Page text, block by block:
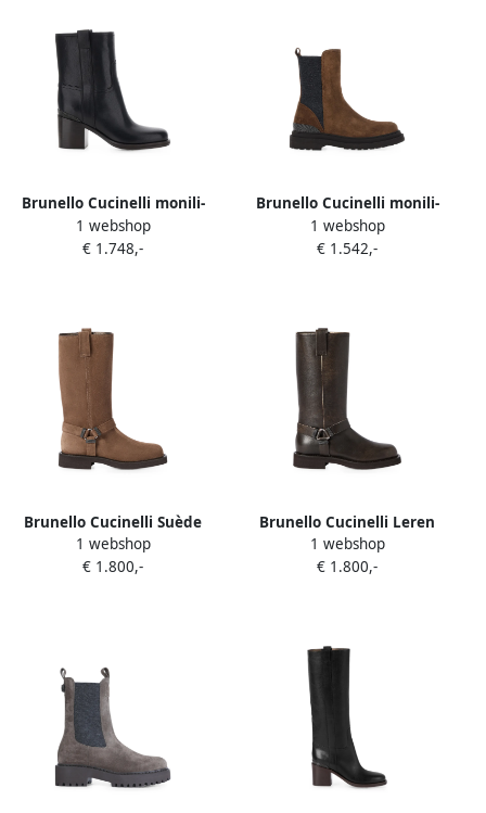
Brunello Cucinelli monili-
chain leather ankle boots
Zwart
1 webshop
€ 1.748,-
Brunello Cucinelli monili-
embellished suede ankle
boots Bruin
1 webshop
€ 1.542,-
Brunello Cucinelli Suède
bikerlaarzen met glanzende
lussen Bruin
1 webshop
€ 1.800,-
Brunello Cucinelli Leren
bikerlaarzen met glanzende
lussen Bruin
1 webshop
€ 1.800,-